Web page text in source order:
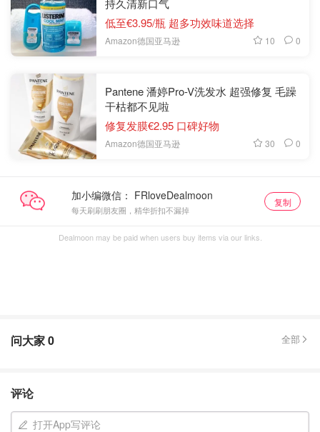
持久清新口气
低至€3.95/瓶 超多功效味道选择
Amazon德国亚马逊 10 0
Pantene 潘婷Pro-V洗发水 超强修复 毛躁
干枯都不见啦
修复发膜€2.95 口碑好物
Amazon德国亚马逊 30 0
加小编微信：
每天刷刷朋友圈，精华折扣不漏掉
复制
Dealmoon may be paid when users buy items via our links.
问大家0 全部
评论
打开App写评论